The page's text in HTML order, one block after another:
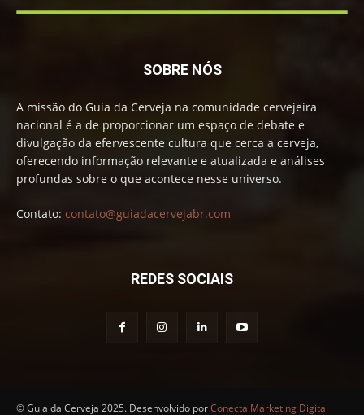
SOBRE NÓS
A missão do Guia da Cerveja na comunidade cervejeira
nacional é a de proporcionar um espaço de debate e
divulgação da efervescente cultura que cerca a cerveja,
oferecendo informação relevante e atualizada e análises
profundas sobre o que acontece nesse universo.
Contato: contato@guiadacervejabr.com
REDES SOCIAIS
© Guia da Cerveja 2025. Desenvolvido porConecta Marketing Digital